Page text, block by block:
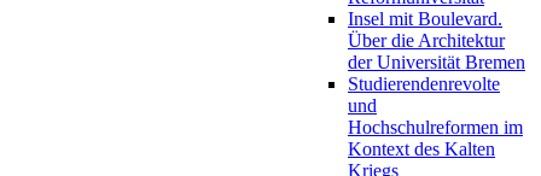
Insel mit Boulevard.
Über die Architektur
der Universität Bremen
Studierendenrevolte
und
Hochschulreformen im
Kontext des Kalten
Kriegs